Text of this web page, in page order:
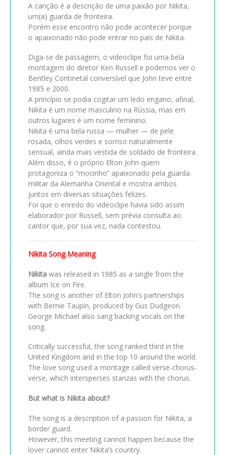
A canção é a descrição de uma paixão por Nikita,
um(a) guarda de fronteira.
Porém esse encontro não pode acontecer porque
o apaixonado não pode entrar no país de Nikita.
Diga-se de passagem, o videoclipe foi uma bela
montagem do diretor Ken Russell e podemos ver o
Bentley Continetal conversível que John teve entre
1985 e 2000.
A princípio se podia cogitar um ledo engano, afinal,
Nikita é um nome masculino na Rússia, mas em
outros lugares é um nome feminino.
Nikita é uma bela russa — mulher — de pele
rosada, olhos verdes e sorriso naturalmente
sensual, ainda mais vestida de soldado de fronteira.
Além disso, é o próprio Elton John quem
protagoniza o “mocinho” apaixonado pela guarda
militar da Alemanha Oriental e mostra ambos
juntos em diversas situações felizes.
Foi que o enredo do videoclipe havia sido assim
elaborador por Russell, sem prévia consulta ao
cantor que, por sua vez, nada contestou.
Nikita Song Meaning
Nikita was released in 1985 as a single from the
album Ice on Fire.
The song is another of Elton John’s partnerships
with Bernie Taupin, produced by Gus Dudgeon.
George Michael also sang backing vocals on the
song.
Critically successful, the song ranked third in the
United Kingdom and in the top 10 around the world.
The love song used a montage called verse-chorus-
verse, which intersperses stanzas with the chorus.
But what is Nikita about?
The song is a description of a passion for Nikita, a
border guard.
However, this meeting cannot happen because the
lover cannot enter Nikita’s country.